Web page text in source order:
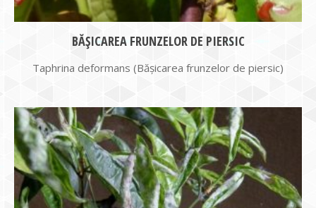
BĂȘICAREA FRUNZELOR DE PIERSIC
Taphrina deformans (Bășicarea frunzelor de piersic)